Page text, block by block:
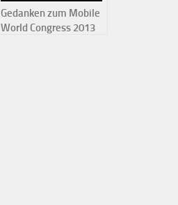
Gedanken zum Mobile
World Congress 2013